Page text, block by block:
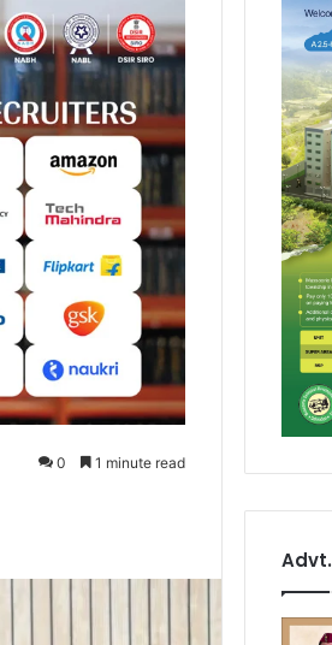
0 1 minute read
Advt.